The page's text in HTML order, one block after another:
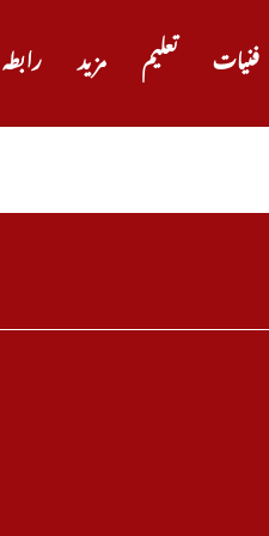
رابطہ مزید تعلیم فنیات